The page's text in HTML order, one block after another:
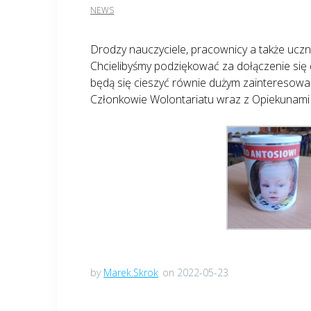
NEWS
Drodzy nauczyciele, pracownicy a także
Chcielibyśmy podziękować za dołączenie
będą się cieszyć równie dużym
Członkowie Wolontariatu wraz z Opiekunami
by Marek.Skrok on 2022-05-23